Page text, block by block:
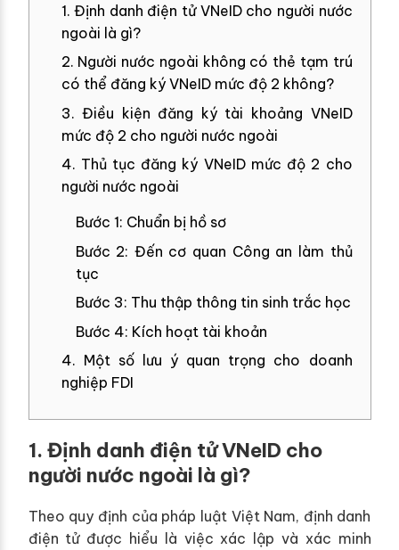
1. Định danh điện tử VNeID cho người nước
ngoài là gì?
2. Người nước ngoài không có thẻ tạm trú
có thể đăng ký VNeID mức độ 2 không?
3. Điều kiện đăng ký tài khoảng VNeID
mức độ 2 cho người nước ngoài
4. Thủ tục đăng ký VNeID mức độ 2 cho
người nước ngoài
Bước 1: Chuẩn bị hồ sơ
Bước 2: Đến cơ quan Công an làm thủ
tục
Bước 3: Thu thập thông tin sinh trắc học
Bước 4: Kích hoạt tài khoản
4. Một số lưu ý quan trọng cho doanh
nghiệp FDI
1. Định danh điện tử VNeID cho
người nước ngoài là gì?
Theo quy định của pháp luật Việt Nam, định danh
điện tử được hiểu là việc xác lập và xác minh